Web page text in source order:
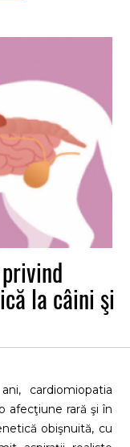
la câini şi
cardiomiopatia
afecţiune rară şi în
obişnuită, cu